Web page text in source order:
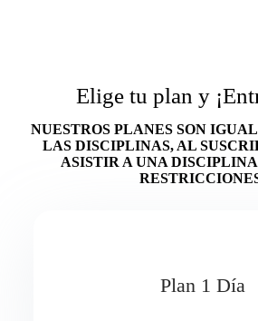
Elige tu plan y
NUESTROS PLANES SON
LAS DISCIPLINAS, AL
ASISTIR A UNA
Plan 1 Día